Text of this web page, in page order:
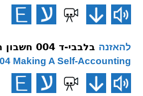
להאזנה בלבבי-ד 004 חשבון הנפש
Making A Self-Accounting